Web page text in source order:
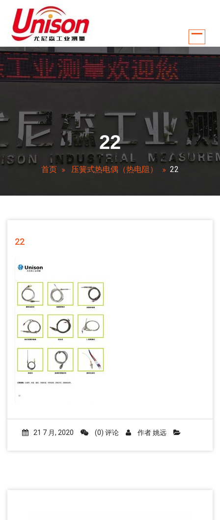
江苏南京尤尼森工业测量控制系统有限公司是国内较早从事温控行业自动
22
首页 压簧式热电偶（热电阻） 22
22
21 7 月, 2020 (0) 评论 作者姚远